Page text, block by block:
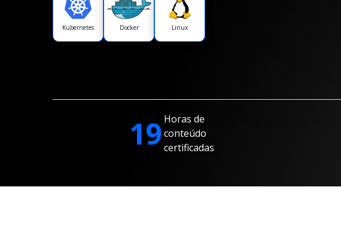
Kubernetes Docker Linux
19 Horas de
conteúdo
certificadas